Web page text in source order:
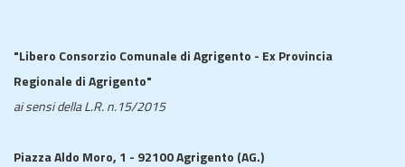
"Libero Consorzio Comunale di Agrigento - Ex Provincia
Regionale di Agrigento"
ai sensi della L.R. n.15/2015
Piazza Aldo Moro, 1 - 92100 Agrigento (AG.)